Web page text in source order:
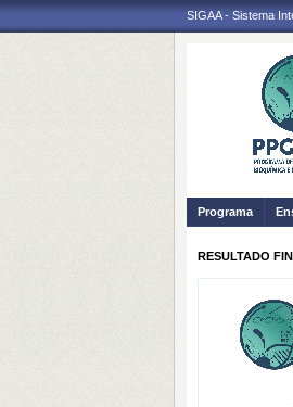
SIGAA - Sistema
Programa
RESULTADO